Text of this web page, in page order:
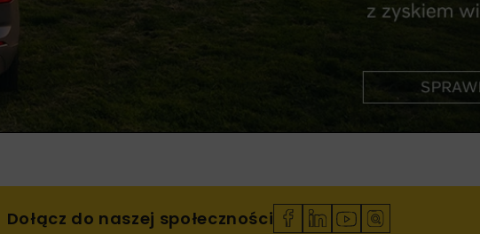
Dołącz do naszej społeczności